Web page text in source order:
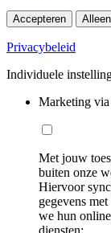
Accepteren
Privacybeleid
Individuele
Marketing
Met jouw
buiten onze
Hiervoor
gegevens
we hun
diensten: